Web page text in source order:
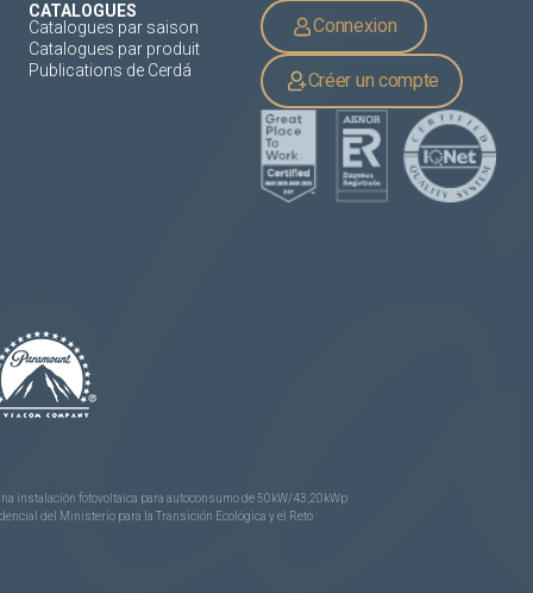
CATALOGUES
Catalogues par saison
Catalogues par produit
Publications de Cerdá
Connexion
Créer un compte
instalación fotovoltaica para autoconsumo de 50kW/43,20kWp
del Ministerio para la Transición Ecológica y el Reto